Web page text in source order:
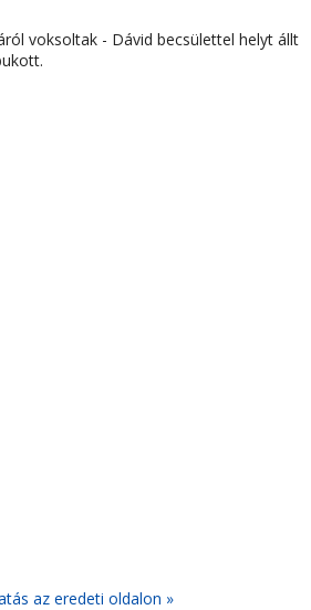
voksoltak - Dávid becsülettel helyt állt
az eredeti oldalon »